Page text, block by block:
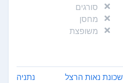
סורגים
מחסן
משופצת
שכונת נאות הרצל נתניה